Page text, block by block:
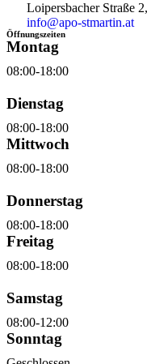
Loipersbacher Straße
info@apo-stmartin.at
Öffnungszeiten
Montag
08:00-18:00
Dienstag
08:00-18:00
Mittwoch
08:00-18:00
Donnerstag
08:00-18:00
Freitag
08:00-18:00
Samstag
08:00-12:00
Sonntag